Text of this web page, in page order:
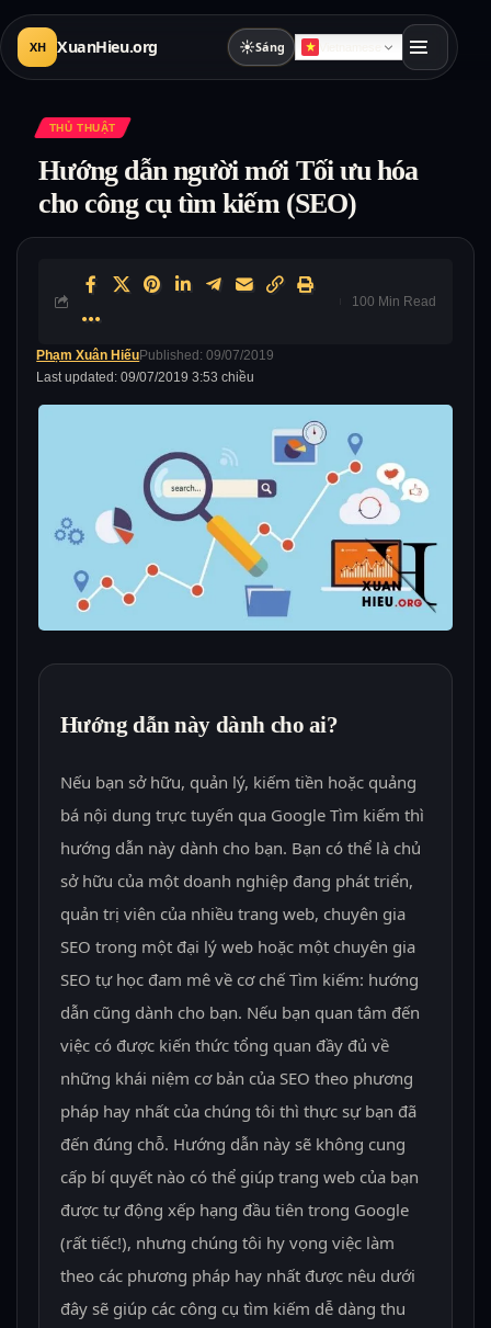
XH XuanHieu.org ☀Sáng
THỦ THUẬT
Hướng dẫn người mới Tối ưu hóa
cho công cụ tìm kiếm (SEO)
Last updated: 09/07/2019 3:53 chiều
Phạm Xuân HiếuPublished: 09/07/2019
100 Min Read
Hướng dẫn này dành cho ai?
Nếu bạn sở hữu, quản lý, kiếm tiền hoặc quảng
bá nội dung trực tuyến qua Google Tìm kiếm thì
hướng dẫn này dành cho bạn. Bạn có thể là chủ
sở hữu của một doanh nghiệp đang phát triển,
quản trị viên của nhiều trang web, chuyên gia
SEO trong một đại lý web hoặc một chuyên gia
SEO tự học đam mê về cơ chế Tìm kiếm: hướng
dẫn cũng dành cho bạn. Nếu bạn quan tâm đến
việc có được kiến thức tổng quan đầy đủ về
những khái niệm cơ bản của SEO theo phương
pháp hay nhất của chúng tôi thì thực sự bạn đã
đến đúng chỗ. Hướng dẫn này sẽ không cung
cấp bí quyết nào có thể giúp trang web của bạn
được tự động xếp hạng đầu tiên trong Google
(rất tiếc!), nhưng chúng tôi hy vọng việc làm
theo các phương pháp hay nhất được nêu dưới
đây sẽ giúp các công cụ tìm kiếm dễ dàng thu